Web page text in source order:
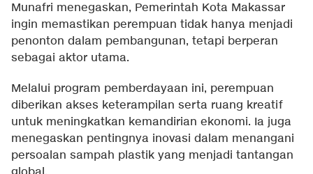
Munafri menegaskan, Pemerintah Kota Makassar
ingin memastikan perempuan tidak hanya menjadi
penonton dalam pembangunan, tetapi berperan
sebagai aktor utama.
Melalui program pemberdayaan ini, perempuan
diberikan akses keterampilan serta ruang kreatif
untuk meningkatkan kemandirian ekonomi. Ia juga
menegaskan pentingnya inovasi dalam menangani
persoalan sampah plastik yang menjadi tantangan